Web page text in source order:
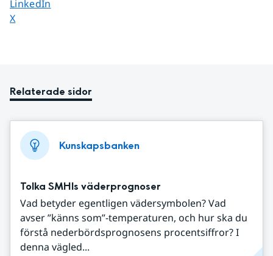
Dela sidan på
LinkedIn
Dela sidan på
X
Relaterade sidor
Kunskapsbanken
Tolka SMHIs väderprognoser
Vad betyder egentligen vädersymbolen? Vad
avser ”känns som”-temperaturen, och hur ska du
förstå nederbördsprognosens procentsiffror? I
denna vägled...